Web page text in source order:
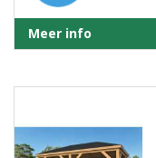
Meer info